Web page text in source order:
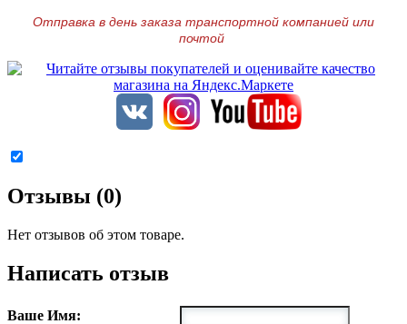
Отправка в день заказа транспортной компанией или
почтой
Отзывы (0)
Нет отзывов об этом товаре.
Написать отзыв
Ваше Имя: